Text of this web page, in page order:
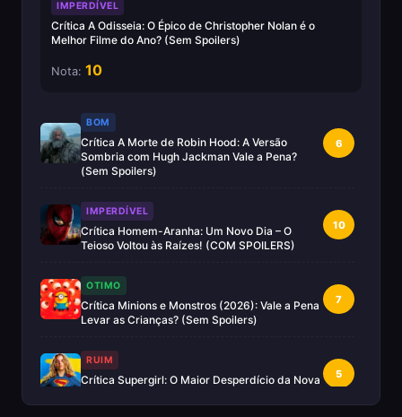
IMPERDÍVEL
Crítica A Odisseia: O Épico de Christopher Nolan é o
Melhor Filme do Ano? (Sem Spoilers)
Nota: 10
BOM
Crítica A Morte de Robin Hood: A Versão
Sombria com Hugh Jackman Vale a Pena?
(Sem Spoilers)
6
IMPERDÍVEL
Crítica Homem-Aranha: Um Novo Dia – O
Teioso Voltou às Raízes! (COM SPOILERS)
10
OTIMO
Crítica Minions e Monstros (2026): Vale a Pena
Levar as Crianças? (Sem Spoilers)
7
RUIM
Crítica Supergirl: O Maior Desperdício da Nova
5